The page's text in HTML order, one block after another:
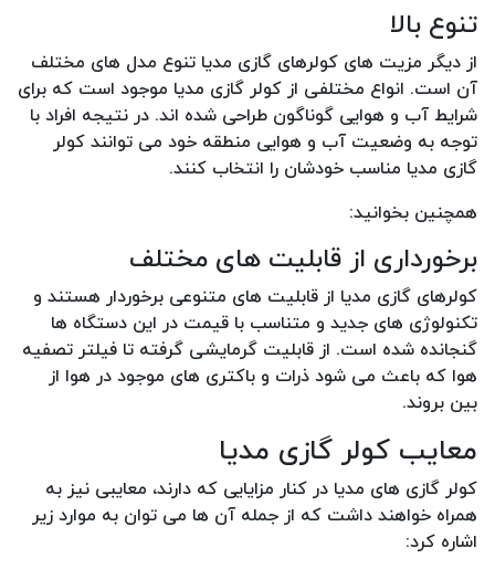
تنوع بالا
از دیگر مزیت های کولرهای گازی مدیا تنوع مدل های مختلف
آن است. انواع مختلفی از کولر گازی مدیا موجود است که برای
شرایط آب و هوایی گوناگون طراحی شده اند. در نتیجه افراد با
توجه به وضعیت آب و هوایی منطقه خود می توانند کولر
گازی مدیا مناسب خودشان را انتخاب کنند.
همچنین بخوانید:
برخورداری از قابلیت های مختلف
کولرهای گازی مدیا از قابلیت های متنوعی برخوردار هستند و
تکنولوژی های جدید و متناسب با قیمت در این دستگاه ها
گنجانده شده است. از قابلیت گرمایشی گرفته تا فیلتر تصفیه
هوا که باعث می شود ذرات و باکتری های موجود در هوا از
بین بروند.
معایب کولر گازی مدیا
کولر گازی های مدیا در کنار مزایایی که دارند، معایبی نیز به
همراه خواهند داشت که از جمله آن ها می توان به موارد زیر
اشاره کرد: